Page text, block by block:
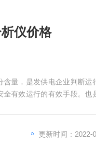
仪价格
量，是发供电企业判断
有效运行的有效手段。也
更新时间：2022-